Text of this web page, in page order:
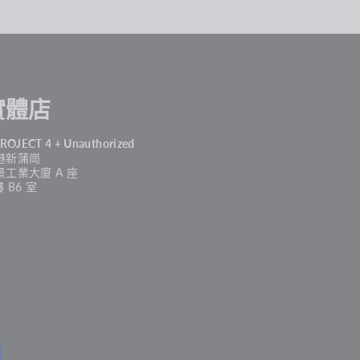
店
4 + Unauthorized
新蒲崗
工業大廈 A 座
B6 室